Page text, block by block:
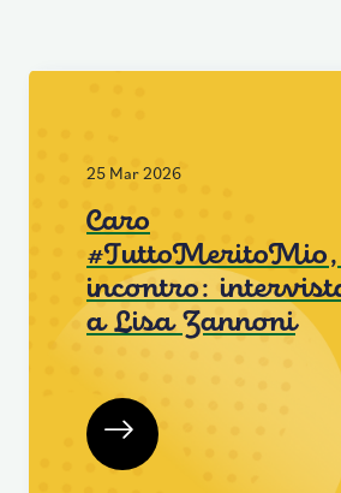
25 Mar 2026
Caro
incontro:
a Lisa Zannoni